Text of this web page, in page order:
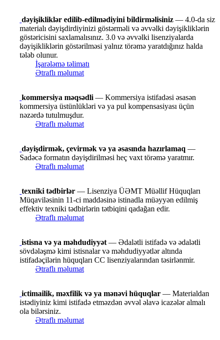
dəyişikliklər edilib-edilmədiyini bildirməlisiniz — 4.0-da siz
materialı dəyişdirdiyinizi göstərməli və əvvəlki dəyişikliklərin
göstəricisini saxlamalısınız. 3.0 və əvvəlki lisenziyalarda
dəyişikliklərin göstərilməsi yalnız törəmə yaratdığınız halda
tələb olunur.
İşarələmə təlimatı
Ətraflı məlumat
kommersiya məqsədli — Kommersiya istifadəsi əsasən
kommersiya üstünlükləri və ya pul kompensasiyası üçün
nəzərdə tutulmuşdur.
Ətraflı məlumat
dəyişdirmək, çevirmək və ya əsasında hazırlamaq —
Sadəcə formatın dəyişdirilməsi heç vaxt törəmə yaratmır.
Ətraflı məlumat
texniki tədbirlər — Lisenziya ÜƏMT Müəllif Hüquqları
Müqaviləsinin 11-ci maddəsinə istinadla müəyyən edilmiş
effektiv texniki tədbirlərin tətbiqini qadağan edir.
Ətraflı məlumat
istisna və ya məhdudiyyət — Ədalətli istifadə və ədalətli
sövdələşmə kimi istisnalar və məhdudiyyətlər altında
istifadəçilərin hüquqları CC lisenziyalarından təsirlənmir.
Ətraflı məlumat
ictimailik, məxfilik və ya mənəvi hüquqlar — Materialdan
istədiyiniz kimi istifadə etməzdən əvvəl əlavə icazələr almalı
ola bilərsiniz.
Ətraflı məlumat